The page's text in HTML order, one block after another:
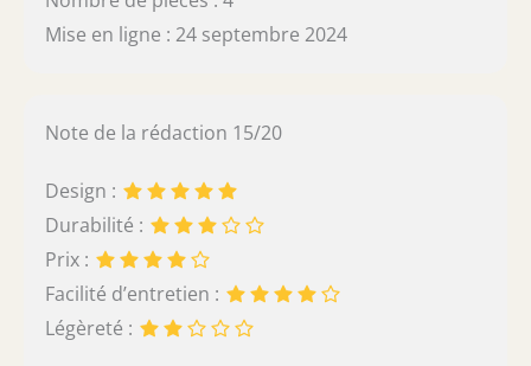
Mise en ligne : 24 septembre 2024
Note de la rédaction 15/20
Design :
Durabilité :
Prix :
Facilité d’entretien :
Légèreté :